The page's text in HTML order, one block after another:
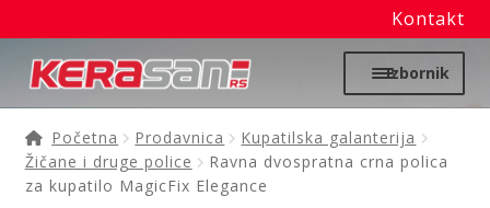
Kontakt
na
navigaciju
na
sadržaj
Izbornik
Početna
Moj nalog
Početna Prodavnica
Kupatilska galanterija
Žičane i druge police
Ravna dvospratna crna polica
za kupatilo MagicFix Elegance